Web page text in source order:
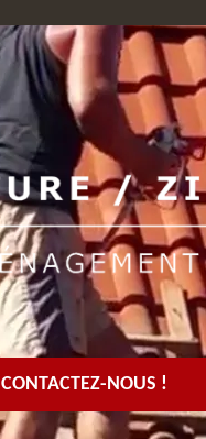
CONTACTEZ-NOUS !